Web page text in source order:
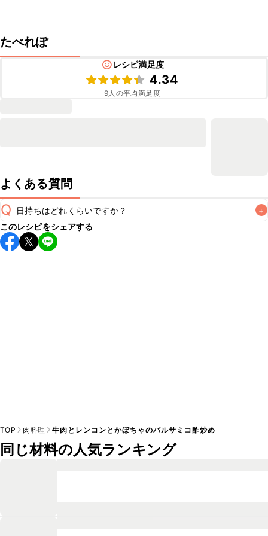
たべれぽ
レシピ満足度
4.34
9人の平均満足度
よくある質問
Q 日持ちはどれくらいですか？ +
保存期間は冷蔵で翌日中が目安です。なるべくお早めにお召
し上がりください。
このレシピをシェアする
TOP 肉料理 牛肉とレンコンとかぼちゃのバルサミコ酢炒め
同じ材料の人気ランキング